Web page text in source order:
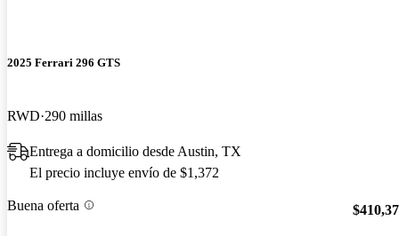
2025 Ferrari 296 GTS
RWD 290 millas
Entrega a domicilio desde Austin, TX
El precio incluye envío de $1,372
Buena oferta